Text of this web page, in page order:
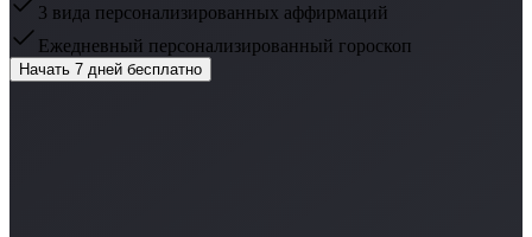
3 вида персонализированных аффирмаций
Ежедневный персонализированный гороскоп
Начать 7 дней бесплатно